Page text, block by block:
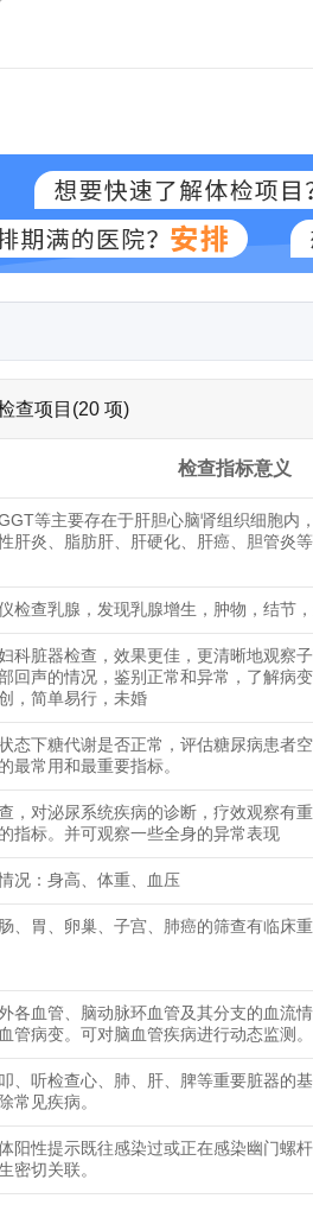
查项目(20 项)
检查指标意义
等主要存在于肝胆心脑肾组织细胞内
肝炎、脂肪肝、肝硬化、肝癌、胆管炎
检查乳腺，发现乳腺增生，肿物，结节
科脏器检查，效果更佳，更清晰地观察
回声的情况，鉴别正常和异常，了解病
，简单易行，未婚
态下糖代谢是否正常，评估糖尿病患者
最常用和最重要指标。
，对泌尿系统疾病的诊断，疗效观察有
指标。并可观察一些全身的异常表现
况：身高、体重、血压
、胃、卵巢、子宫、肺癌的筛查有临床重
各血管、脑动脉环血管及其分支的血流
管病变。可对脑血管疾病进行动态监测。
、听检查心、肺、肝、脾等重要脏器的
常见疾病。
阳性提示既往感染过或正在感染幽门螺
密切关联。